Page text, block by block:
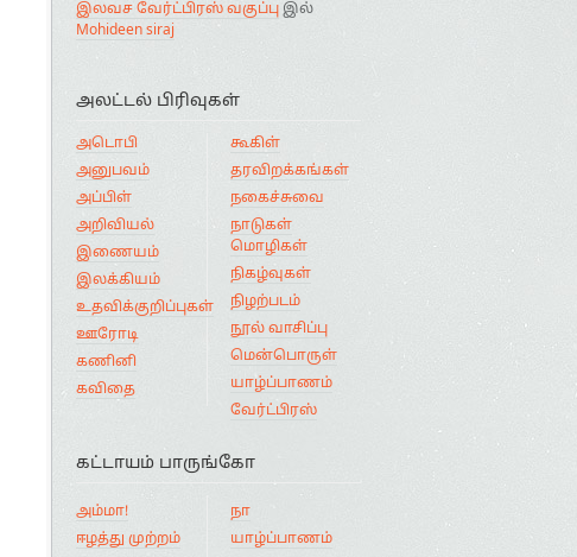
இலவச வேர்ட்பிரஸ் வகுப்பு இல்
Mohideen siraj
அலட்டல் பிரிவுகள்
அடொபி
அனுபவம்
அப்பிள்
அறிவியல்
இணையம்
இலக்கியம்
உதவிக்குறிப்புகள்
ஊரோடி
கணினி
கவிதை
கூகிள்
தரவிறக்கங்கள்
நகைச்சுவை
நாடுகள்
மொழிகள்
நிகழ்வுகள்
நிழற்படம்
நூல் வாசிப்பு
மென்பொருள்
யாழ்ப்பாணம்
வேர்ட்பிரஸ்
கட்டாயம் பாருங்கோ
அம்மா!
ஈழத்து முற்றம்
நா
யாழ்ப்பாணம்